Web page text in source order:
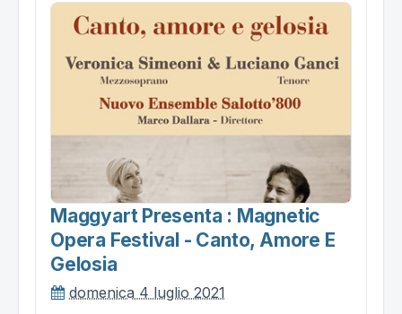
Maggyart Presenta : Magnetic
Opera Festival - Canto, Amore E
Gelosia
domenica 4 luglio 2021